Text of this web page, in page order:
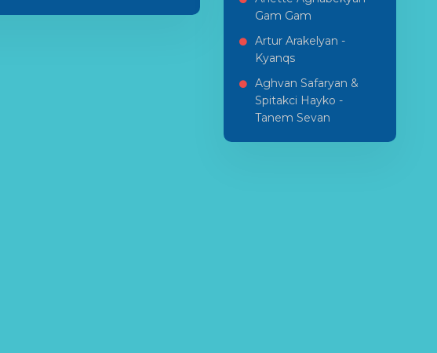
Gam Gam
Artur Arakelyan -
Kyanqs
Aghvan Safaryan &
Spitakci Hayko -
Tanem Sevan